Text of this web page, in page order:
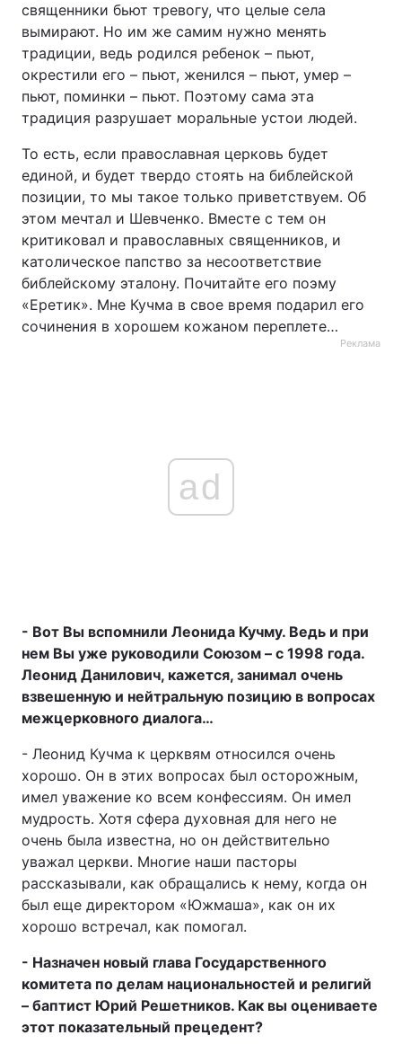
священники бьют тревогу, что целые села
вымирают. Но им же самим нужно менять
традиции, ведь родился ребенок – пьют,
окрестили его – пьют, женился – пьют, умер –
пьют, поминки – пьют. Поэтому сама эта
традиция разрушает моральные устои людей.
То есть, если православная церковь будет
единой, и будет твердо стоять на библейской
позиции, то мы такое только приветствуем. Об
этом мечтал и Шевченко. Вместе с тем он
критиковал и православных священников, и
католическое папство за несоответствие
библейскому эталону. Почитайте его поэму
«Еретик». Мне Кучма в свое время подарил его
сочинения в хорошем кожаном переплете…
Реклама
ad
- Вот Вы вспомнили Леонида Кучму. Ведь и при
нем Вы уже руководили Союзом – с 1998 года.
Леонид Данилович, кажется, занимал очень
взвешенную и нейтральную позицию в вопросах
межцерковного диалога…
- Леонид Кучма к церквям относился очень
хорошо. Он в этих вопросах был осторожным,
имел уважение ко всем конфессиям. Он имел
мудрость. Хотя сфера духовная для него не
очень была известна, но он действительно
уважал церкви. Многие наши пасторы
рассказывали, как обращались к нему, когда он
был еще директором «Южмаша», как он их
хорошо встречал, как помогал.
- Назначен новый глава Государственного
комитета по делам национальностей и религий
– баптист Юрий Решетников. Как вы оцениваете
этот показательный прецедент?